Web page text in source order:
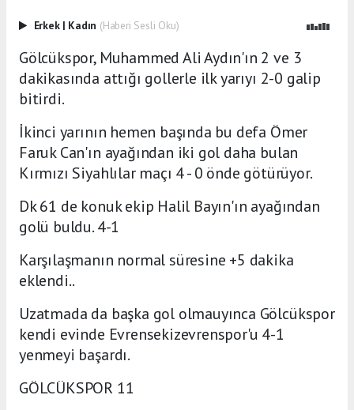
Erkek | Kadın (Haberi Sesli Oku)
Gölcükspor, Muhammed Ali Aydın'ın 2 ve 3
dakikasında attığı gollerle ilk yarıyı 2-0 galip
bitirdi.
İkinci yarının hemen başında bu defa Ömer
Faruk Can'ın ayağından iki gol daha bulan
Kırmızı Siyahlılar maçı 4 - 0 önde götürüyor.
Dk 61 de konuk ekip Halil Bayın'ın ayağından
golü buldu. 4-1
Karşılaşmanın normal süresine +5 dakika
eklendi..
Uzatmada da başka gol olmauyınca Gölcükspor
kendi evinde Evrensekizevrenspor'u 4-1
yenmeyi başardı.
GÖLCÜKSPOR 11